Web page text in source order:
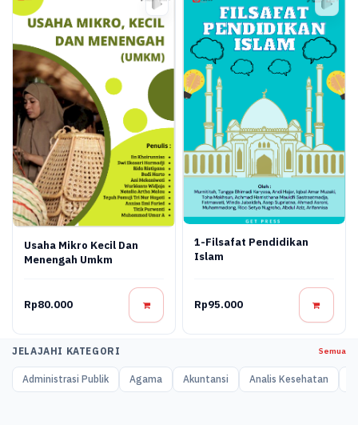
Usaha Mikro Kecil Dan
Menengah Umkm
Rp80.000
1-Filsafat Pendidikan
Islam
Rp95.000
JELAJAHI KATEGORI Semua
Administrasi Publik Agama Akuntansi Analis Kesehatan